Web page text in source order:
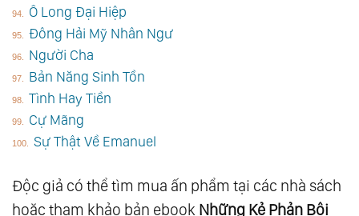
Ô Long Đại Hiệp
Đông Hải Mỹ Nhân Ngư
Người Cha
Bản Năng Sinh Tồn
Tình Hay Tiền
Cự Mãng
Sự Thật Về Emanuel
Độc giả có thể tìm mua ấn phẩm tại các nhà sách
hoặc tham khảo bản ebook Những Kẻ Phản Bội